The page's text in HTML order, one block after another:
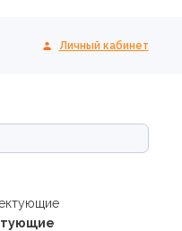
Личный кабинет